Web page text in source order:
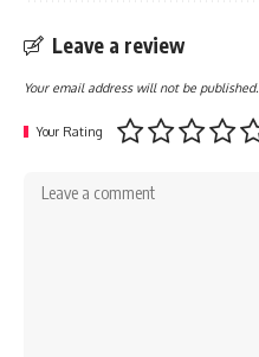
Leave a review
Your email address will not be published.
Your Rating